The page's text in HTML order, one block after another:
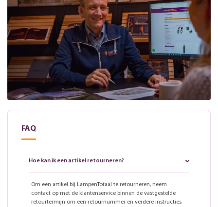
FAQ
Hoe kan ik een artikel retourneren?
Om een artikel bij LampenTotaal te retourneren, neem
contact op met de klantenservice binnen de vastgestelde
retourtermijn om een retournummer en verdere instructies